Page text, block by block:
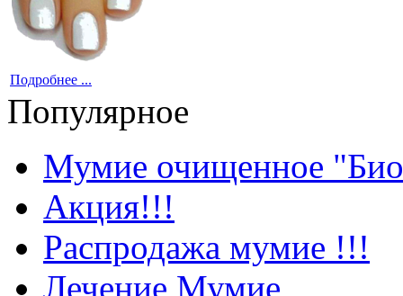
Подробнее ...
Популярное
Мумие очищенное
Акция!!!
Распродажа мумие !!!
Лечение Мумие